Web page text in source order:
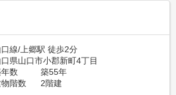
口線/上郷駅 徒歩2分
口県山口市小郡新町4丁目
数
築55年
階数
2階建